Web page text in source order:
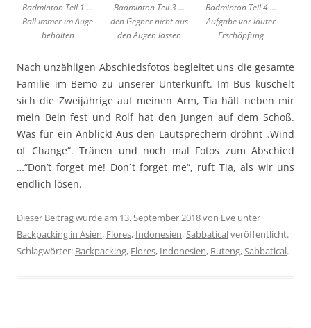
Badminton Teil 1 …
Ball immer im Auge
behalten
Badminton Teil 3 …
den Gegner nicht aus
den Augen lassen
Badminton Teil 4 …
Aufgabe vor lauter
Erschöpfung
Nach unzähligen Abschiedsfotos begleitet uns die gesamte
Familie im Bemo zu unserer Unterkunft. Im Bus kuschelt
sich die Zweijährige auf meinen Arm, Tia hält neben mir
mein Bein fest und Rolf hat den Jungen auf dem Schoß.
Was für ein Anblick! Aus den Lautsprechern dröhnt „Wind
of Change“. Tränen und noch mal Fotos zum Abschied
…“Don’t forget me! Don`t forget me“, ruft Tia, als wir uns
endlich lösen.
Dieser Beitrag wurde am 13. September 2018von Eve unter
Backpacking in Asien, Flores, Indonesien,Sabbaticalveröffentlicht.
Schlagwörter: Backpacking, Flores, Indonesien, Ruteng,Sabbatical.